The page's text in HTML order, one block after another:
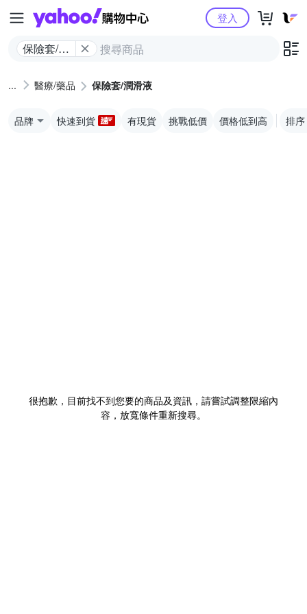
Yahoo購物中心
保險套/潤
登入
醫療/藥品 保險套/潤滑液
品牌 快速到貨 有現貨 挑戰低價 價格低到高 排序
很抱歉，目前找不到您要的商品及資訊，請嘗試調整限縮內
容，放寬條件重新搜尋。